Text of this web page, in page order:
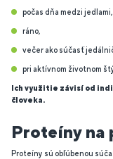
počas dňa medzi jedlami,
ráno,
večer ako súčasť
pri aktívnom životnom
Ich využitie závisí od
človeka.
Proteíny na
Proteíny sú obľúbenou